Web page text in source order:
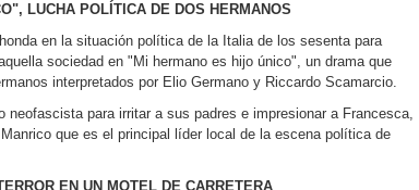
LUCHA POLÍTICA DE DOS HERMANOS
en la situación política de la Italia de los sesenta para
sociedad en "Mi hermano es hijo único", un drama que
interpretados por Elio Germano y Riccardo Scamarcio.
neofascista para irritar a sus padres e impresionar a Francesca,
que es el principal líder local de la escena política de
EN UN MOTEL DE CARRETERA